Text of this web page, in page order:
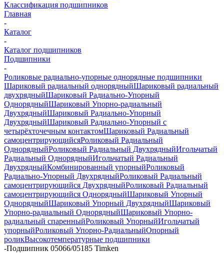
Классификация подшипников
Главная
-
Каталог
-
Каталог подшипников
Подшипники
-
Роликовые радиально-упорные однорядные подшипники
Шариковый радиальный однорядныйШариковый радиальный
двухрядныйШариковый Радиально-Упорный
ОднорядныйШариковый Упорно-радиальный
ДвухрядныйШариковый Радиально-Упорный
ДвухрядныйШариковый Радиально-Упорный с
четырёхточечным контактомШариковый Радиальный
самоцентрирующийсяРоликовый Радиальный
ОднорядныйРоликовый Радиальный ДвухрядныйИгольчатый
Радиальный ОднорядныйИгольчатый Радиальный
ДвухрядныйКомбинированный упорныйРоликовый
Радиально-Упорный ДвухрядныйРоликовый Радиальный
самоцентрирующийся ДвухрядныйРоликовый Радиальный
самоцентрирующийся ОднорядныйШариковый Упорный
ОднорядныйШариковый Упорный ДвухрядныйШариковый
Упорно-радиальный ОднорядныйШариковый Упорно-
радиальный спаренныйРоликовый УпорныйИгольчатый
упорныйРоликовый Упорно-РадиальныйОпорный
роликВысокотемпературные подшипники
-Подшипник 05066/05185 Timken